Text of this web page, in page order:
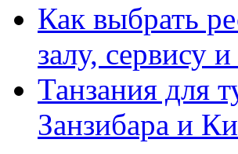
Как выбрать
залу, сервису
Танзания для
Занзибара и